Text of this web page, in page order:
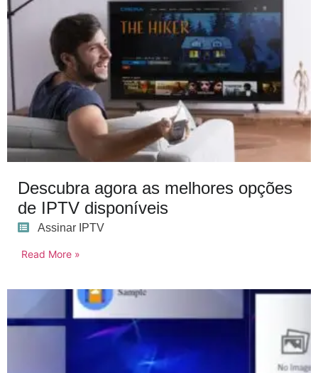
Descubra agora as melhores opções
de IPTV disponíveis
Assinar IPTV
Read More »